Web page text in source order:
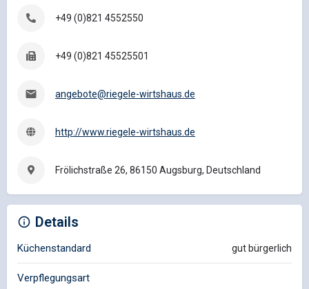
+49 (0)821 4552550
+49 (0)821 45525501
angebote@riegele-wirtshaus.de
http://www.riegele-wirtshaus.de
Frölichstraße 26, 86150 Augsburg, Deutschland
Details
Küchenstandard gut bürgerlich
Verpflegungsart